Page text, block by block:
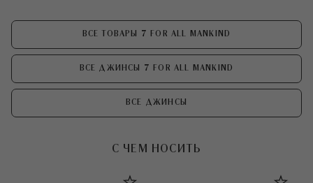
ВСЕ ТОВАРЫ 7 FOR ALL MANKIND
ВСЕ ДЖИНСЫ 7 FOR ALL MANKIND
ВСЕ ДЖИНСЫ
С ЧЕМ НОСИТЬ